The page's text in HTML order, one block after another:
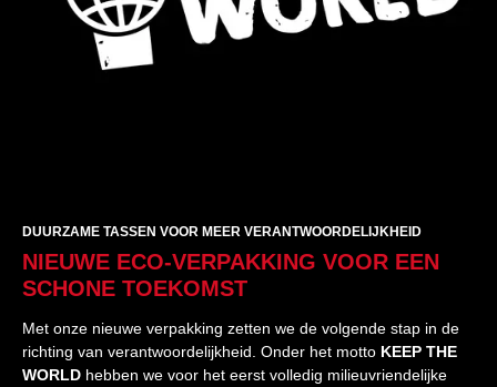
DUURZAME TASSEN VOOR MEER VERANTWOORDELIJKHEID
NIEUWE ECO-VERPAKKING VOOR EEN
SCHONE TOEKOMST
Met onze nieuwe verpakking zetten we de volgende stap in de
richting van verantwoordelijkheid. Onder het motto KEEP THE
WORLD hebben we voor het eerst volledig milieuvriendelijke